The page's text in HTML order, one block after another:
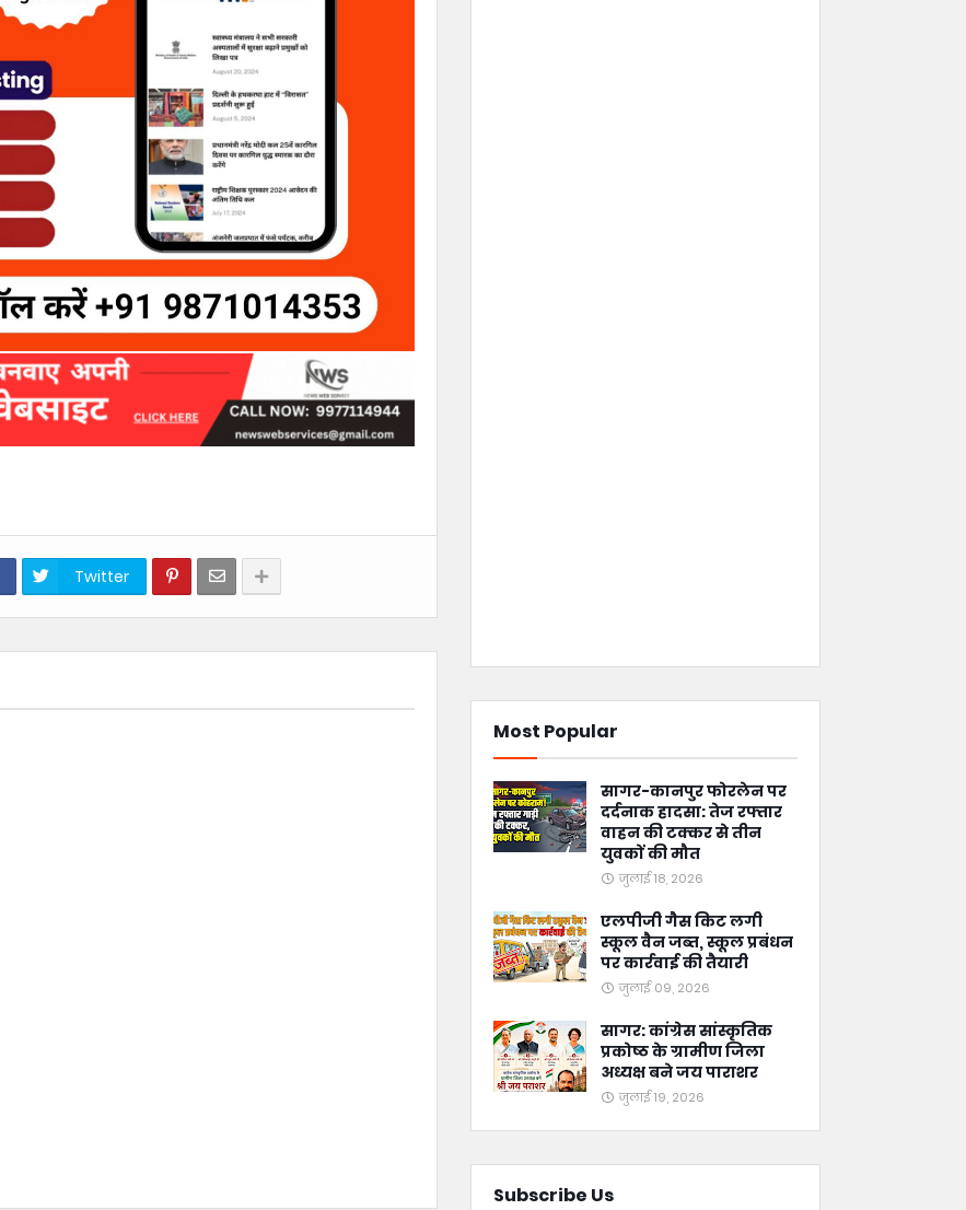
Twitter
Most Popular
सागर-कानपुर फोरलेन पर
दर्दनाक हादसा: तेज रफ्तार
वाहन की टक्कर से तीन
युवकों की मौत
जुलाई 18, 2026
एलपीजी गैस किट लगी
स्कूल वैन जब्त, स्कूल प्रबंधन
पर कार्रवाई की तैयारी
जुलाई 09, 2026
सागर: कांग्रेस सांस्कृतिक
प्रकोष्ठ के ग्रामीण जिला
अध्यक्ष बने जय पाराशर
जुलाई 19, 2026
Subscribe Us